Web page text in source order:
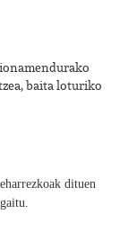
baita loturiko
dituen